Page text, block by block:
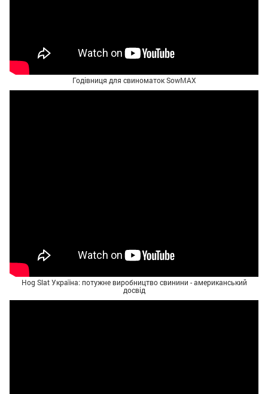
Годівниця для свиноматок SowMAX
Hog Slat Україна: потужне виробництво свинини - американський
досвід